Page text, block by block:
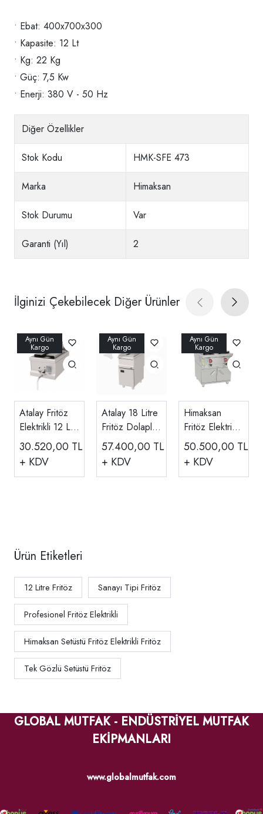
• Ebat: 400x700x300
• Kapasite: 12 Lt
• Kg: 22 Kg
• Güç: 7,5 Kw
• Enerji: 380 V - 50 Hz
Diğer Özellikler
Stok Kodu HMK-SFE 473
Marka Himaksan
Stok Durumu Var
Garanti (Yıl) 2
İlginizi Çekebilecek Diğer Ürünler
Atalay Fritöz
Elektrikli 12 Lt,
40x70x30 Cm
AEF-470
30.520,00 TL
+ KDV
Atalay 18 Litre
Fritöz Dolaplı
Gazlı
40x70x85 Cm
AGF-470-D
57.400,00 TL
+ KDV
Himaksan
Fritöz Elektrikli
Dolaplı 12+12
Lt HMK-DFE
878
50.500,00 TL
+ KDV
Ürün Etiketleri
12 Litre Fritöz Sanayı Tipi Fritöz
Profesionel Fritöz Elektrikli
Himaksan Setüstü Fritöz Elektrikli Fritöz
Tek Gözlü Setüstü Fritöz
GLOBAL MUTFAK - ENDÜSTRİYEL MUTFAK
EKİPMANLARI
www.globalmutfak.com